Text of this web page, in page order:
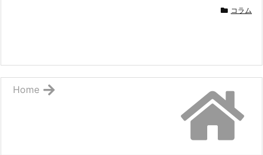
o
コラム
Home